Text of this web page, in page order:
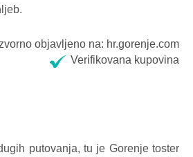
objavljeno na: hr.gorenje.com
Verifikovana kupovina
putovanja, tu je Gorenje toster